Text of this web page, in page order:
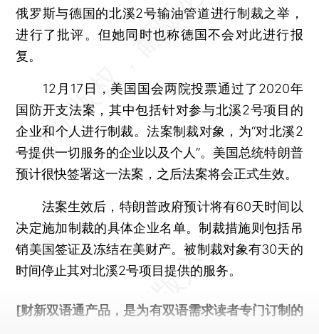
俄罗斯与德国的北溪2号输油管道进行制裁之举，
进行了批评。但她同时也称德国不会对此进行报
复。
12月17日，美国国会两院投票通过了2020年
国防开支法案，其中包括针对参与北溪2号项目的
企业和个人进行制裁。法案制裁对象，为“对北溪2
号提供一切服务的企业以及个人”。美国总统特朗普
预计很快签署这一法案，之后法案将会正式生效。
法案生效后，特朗普政府预计将有60天时间以
决定施加制裁的具体企业名单。制裁措施则包括吊
销美国签证及冻结在美财产。被制裁对象有30天的
时间停止其对北溪2号项目提供的服务。
[财新双语通产品，是为有双语需求读者专门订制的